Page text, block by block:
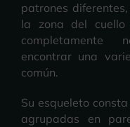
patrones
la zona del
completamente
encontrar una
común.
Su esqueleto
agrupadas en